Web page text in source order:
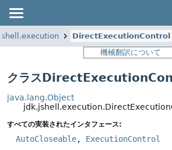
DirectExecutionControl
機械翻訳について
クラス
java.lang.Object
すべての実装されたインタフェース:
AutoCloseable, ExecutionControl